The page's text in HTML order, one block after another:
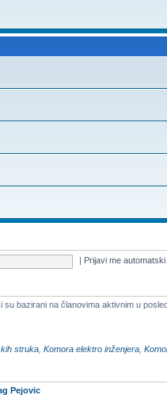
Prijavi me
bazirani na članovima aktivnim u
struka Komora elektro inženjera
Pejovic